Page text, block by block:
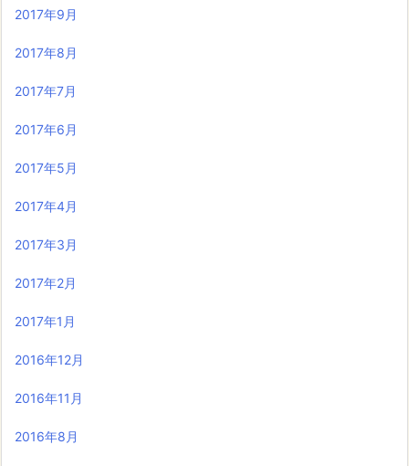
2017年9月
2017年8月
2017年7月
2017年6月
2017年5月
2017年4月
2017年3月
2017年2月
2017年1月
2016年12月
2016年11月
2016年8月